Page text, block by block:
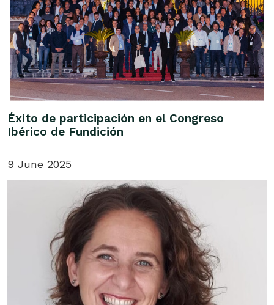
Éxito de participación en el Congreso
Ibérico de Fundición
9 June 2025